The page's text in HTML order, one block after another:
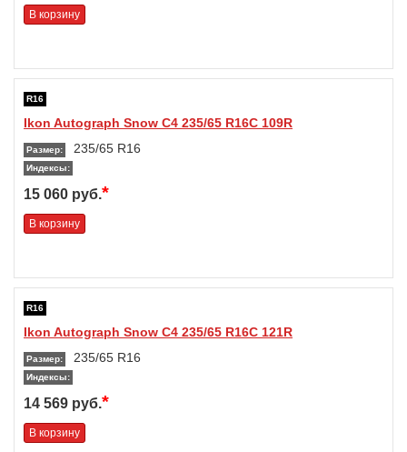
В корзину
R16
Ikon Autograph Snow C4 235/65 R16C 109R
Размер: 235/65 R16
Индексы:
15 060 руб.*
В корзину
R16
Ikon Autograph Snow C4 235/65 R16C 121R
Размер: 235/65 R16
Индексы:
14 569 руб.*
В корзину